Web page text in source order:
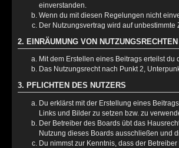
einverstanden.
Wenn du mit diesen Regelungen nicht
Der Nutzungsvertrag wird auf
2. EINRÄUMUNG VON NUTZUNGSRECHTEN
Mit dem Erstellen eines Beitrags erteilst
Das Nutzungsrecht nach Punkt 2,
3. PFLICHTEN DES NUTZERS
Du erklärst mit der Erstellung eines
Links und Bilder zu setzen bzw. zu
Der Betreiber des Boards übt das
Nutzung dieses Boards ausschließen und
Du nimmst zur Kenntnis, dass der